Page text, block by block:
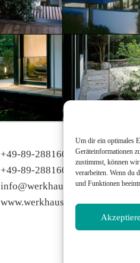
Um dir ein optimales
Geräteinformationen
zustimmst, können
verarbeiten. Wenn du
und Funktionen
+49-89-288160-0
+49-89-288160-44
info@werkhaus.com
www.werkhaus.com